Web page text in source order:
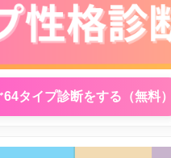
タイプ診断をする（無料）